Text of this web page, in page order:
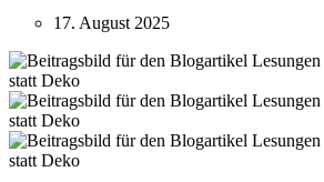
17. August 2025